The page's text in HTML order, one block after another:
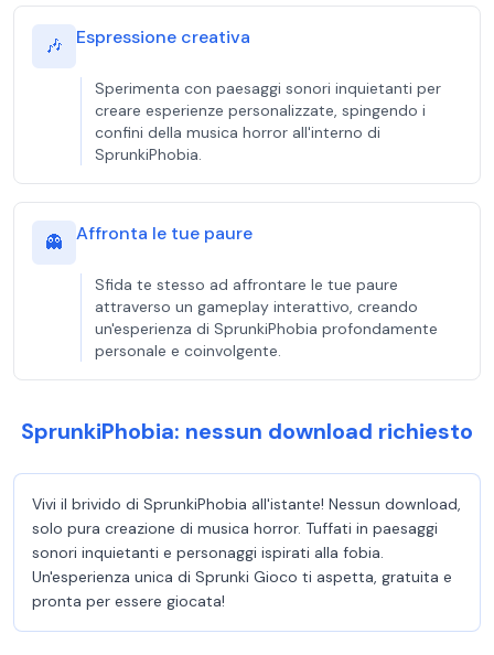
🎶 Espressione creativa
Sperimenta con paesaggi sonori inquietanti per
creare esperienze personalizzate, spingendo i
confini della musica horror all'interno di
SprunkiPhobia.
👻 Affronta le tue paure
Sfida te stesso ad affrontare le tue paure
attraverso un gameplay interattivo, creando
un'esperienza di SprunkiPhobia profondamente
personale e coinvolgente.
SprunkiPhobia: nessun download richiesto
Vivi il brivido di SprunkiPhobia all'istante! Nessun download,
solo pura creazione di musica horror. Tuffati in paesaggi
sonori inquietanti e personaggi ispirati alla fobia.
Un'esperienza unica di Sprunki Gioco ti aspetta, gratuita e
pronta per essere giocata!